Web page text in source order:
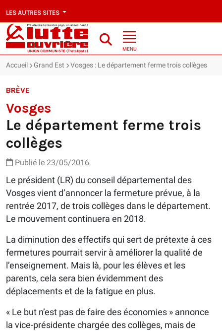
LES AUTRES SITES
MENU
Accueil Grand Est Vosges : Le département ferme trois collèges
BRÈVE
Vosges
Le département ferme trois
collèges
Publié le 23/05/2016
Le président (LR) du conseil départemental des
Vosges vient d’annoncer la fermeture prévue, à la
rentrée 2017, de trois collèges dans le département.
Le mouvement continuera en 2018.
La diminution des effectifs qui sert de prétexte à ces
fermetures pourrait servir à améliorer la qualité de
l’enseignement. Mais là, pour les élèves et les
parents, cela sera bien évidemment des
déplacements et de la fatigue en plus.
« Le but n’est pas de faire des économies » annonce
la vice-présidente chargée des collèges, mais de